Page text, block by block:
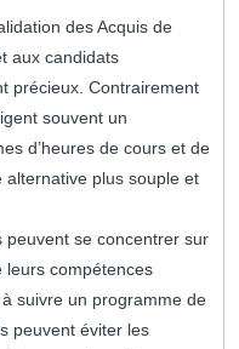
des Acquis de
aux candidats
précieux. Contrairement
souvent un
d’heures de cours et de
alternative plus souple et
peuvent se concentrer sur
leurs compétences
suivre un programme de
peuvent éviter les